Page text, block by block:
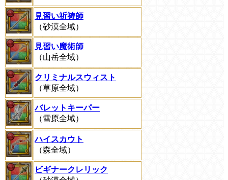
見習い祈祷師
（砂漠全域）
見習い魔術師
（山岳全域）
クリミナルスウィスト
（草原全域）
バレットキーパー
（雪原全域）
ハイスカウト
（森全域）
ビギナークレリック